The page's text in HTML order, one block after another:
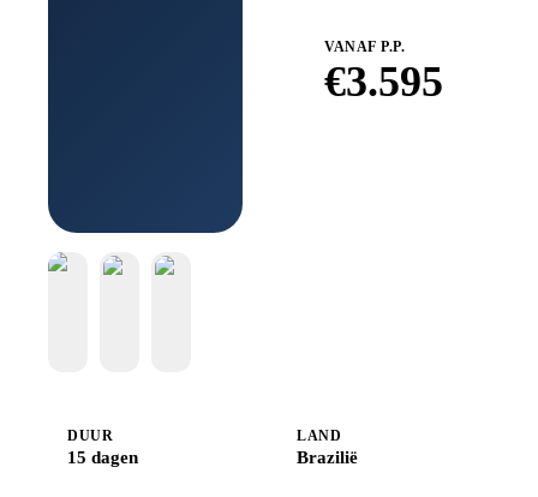
VANAF P.P.
€3.595
DUUR
15 dagen
LAND
Brazilië